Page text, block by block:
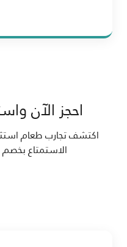
احجز الآن
اكتشف تجارب طعام
الاستمتاع بخصم 20% عند حجز طاولتك.